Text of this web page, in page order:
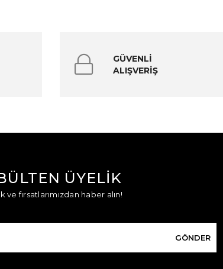
GÜVENLİ
ALIŞVERİŞ
ÜYELİK
ve fırsatlarımızdan haber alın!
GÖNDER